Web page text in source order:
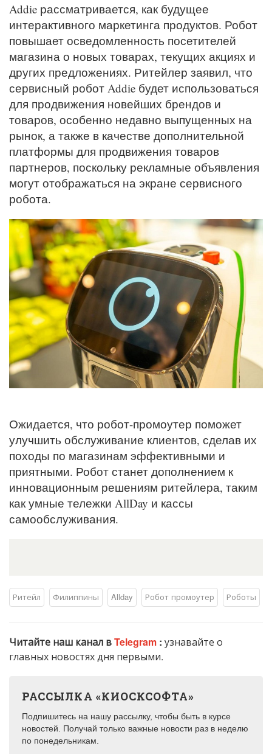
Addie рассматривается, как будущее
интерактивного маркетинга продуктов. Робот
повышает осведомленность посетителей
магазина о новых товарах, текущих акциях и
других предложениях. Ритейлер заявил, что
сервисный робот Addie будет использоваться
для продвижения новейших брендов и
товаров, особенно недавно выпущенных на
рынок, а также в качестве дополнительной
платформы для продвижения товаров
партнеров, поскольку рекламные объявления
могут отображаться на экране сервисного
робота.
Ожидается, что робот-промоутер поможет
улучшить обслуживание клиентов, сделав их
походы по магазинам эффективными и
приятными. Робот станет дополнением к
инновационным решениям ритейлера, таким
как умные тележки AllDay и кассы
самообслуживания.
Ритейл Филиппины Allday Робот промоутер Роботы
Читайте наш канал вTelegram : узнавайте о
главных новостях дня первыми.
РАССЫЛКА «КИОСКСОФТА»
Подпишитесь на нашу рассылку, чтобы быть в курсе
новостей. Получай только важные новости раз в неделю
по понедельникам.